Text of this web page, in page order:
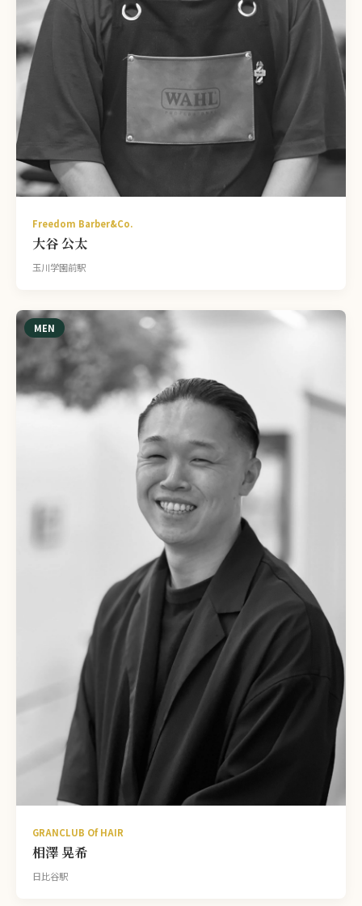
Freedom Barber&Co.
大谷 公太
玉川学園前駅
MEN
GRANCLUB Of HAIR
相澤 晃希
日比谷駅